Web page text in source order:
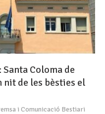
Coloma de
de les bèsties el
i Comunicació Bestiari